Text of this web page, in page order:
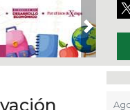
Next